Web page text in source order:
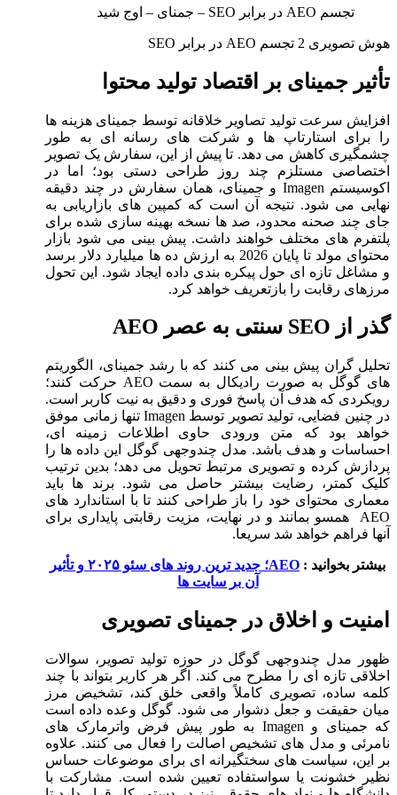
تجسم AEO در برابر SEO – جمنای – اوج شید
هوش تصویری 2 تجسم AEO در برابر SEO
تأثیر جمینای بر اقتصاد تولید محتوا
افزایش سرعت تولید تصاویر خلاقانه توسط جمینای هزینه‌ ها
را برای استارتاپ‌ ها و شرکت ‌های رسانه ‌ای به ‌طور
چشمگیری کاهش می‌ دهد. تا پیش از این، سفارش یک تصویر
اختصاصی مستلزم چند روز طراحی دستی بود؛ اما در
اکوسیستم Imagen و جمینای، همان سفارش در چند دقیقه
نهایی می ‌شود. نتیجه آن است که کمپین ‌های بازاریابی به
جای چند صحنه محدود، صد ها نسخه بهینه ‌سازی ‌شده برای
پلتفرم ‌های مختلف خواهند داشت. پیش‌ بینی می‌ شود بازار
محتوای مولد تا پایان 2026 به ارزش ده ‌‌ها میلیارد دلار برسد
و مشاغل تازه‌ ای حول پیکره‌ بندی داده ایجاد شود. این تحول
مرزهای رقابت را بازتعریف خواهد کرد.
گذر از SEO سنتی به عصر AEO
تحلیل‌ گران پیش ‌بینی می ‌کنند که با رشد جمینای، الگوریتم‌
های گوگل به ‌صورت رادیکال به سمت AEO حرکت کنند؛
رویکردی که هدف آن پاسخ فوری و دقیق به نیت کاربر است.
در چنین فضایی، تولید تصویر توسط Imagen تنها زمانی موفق
خواهد بود که متن ورودی حاوی اطلاعات زمینه ‌ای،
احساسات و هدف باشد. مدل چندوجهی گوگل این داده ‌ها را
پردازش کرده و تصویری مرتبط تحویل می‌ دهد؛ بدین ترتیب
کلیک کمتر، رضایت بیشتر حاصل می ‌شود. برند ها باید
معماری محتوای خود را باز طراحی کنند تا با استاندارد های
AEO همسو بمانند و در نهایت، مزیت رقابتی پایداری برای
آنها فراهم خواهد شد سریعا.
بیشتر بخوانید :
AEO؛ جدید ترین روند های سئو ۲۰۲۵ و تأثیر
آن بر سایت‌ ها
امنیت و اخلاق در جمینای تصویری
ظهور مدل چندوجهی گوگل در حوزه تولید تصویر، سوالات
اخلاقی تازه‌ ای را مطرح می‌ کند. اگر هر کاربر بتواند با چند
کلمه ساده، تصویری کاملاً واقعی خلق کند، تشخیص مرز
میان حقیقت و جعل دشوار می‌ شود. گوگل وعده داده است
که جمینای و Imagen به ‌طور پیش‌ فرض واترمارک ‌های
نامرئی و مدل‌ های تشخیص اصالت را فعال می ‌کنند. علاوه
بر این، سیاست‌ های سختگیرانه‌ ای برای موضوعات حساس
نظیر خشونت یا سواستفاده تعیین شده است. مشارکت با